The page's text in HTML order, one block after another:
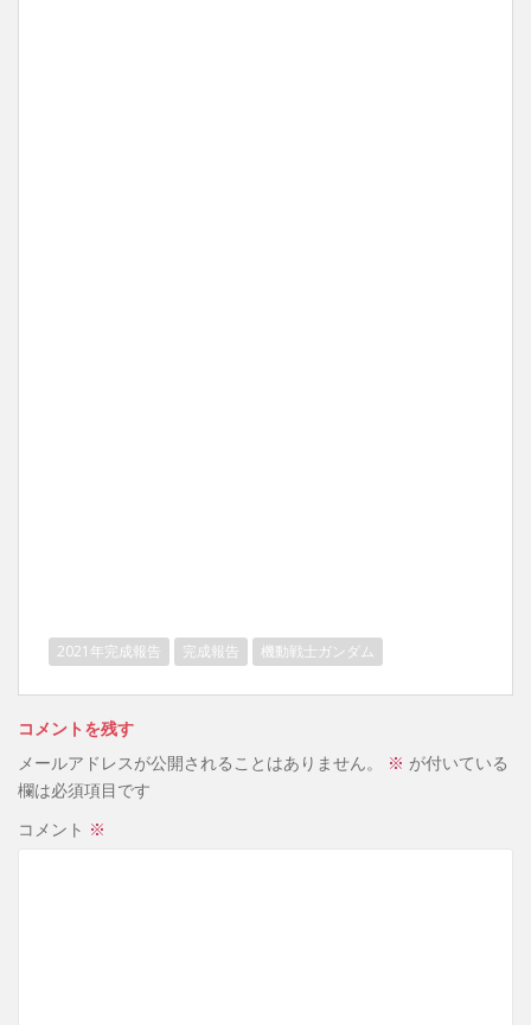
2021年完成報告 完成報告 機動戦士ガンダム
コメントを残す
メールアドレスが公開されることはありません。
※ が付いている
欄は必須項目です
コメント ※